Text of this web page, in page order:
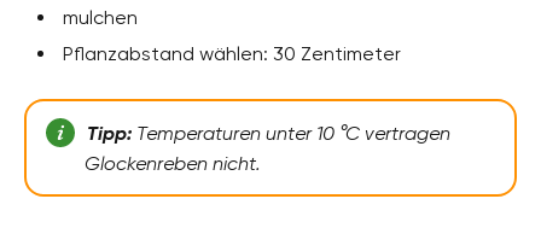
mulchen
Pflanzabstand wählen: 30 Zentimeter
Tipp:Temperaturen unter 10 °C vertragen
Glockenreben nicht.